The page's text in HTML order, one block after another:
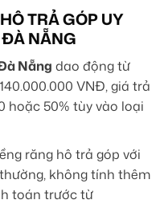
TRẢ GÓP UY
ĐÀ NẴNG
Nẵng dao động từ
VNĐ, giá trả
hoặc 50% tùy vào loại
răng hô trả góp với
không tính thêm
toán trước từ